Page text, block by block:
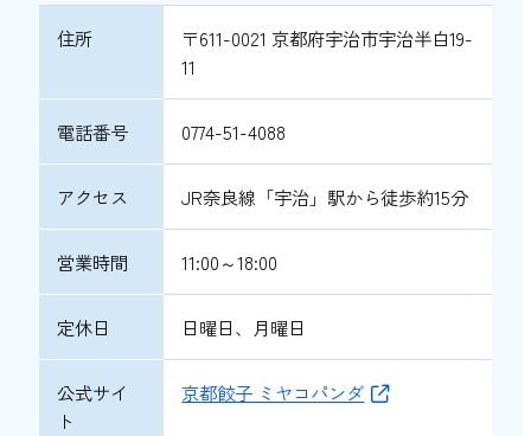
住所
〒611-0021 京都府宇治市宇治半白19-
11
電話番号 0774-51-4088
アクセス JR奈良線「宇治」駅から徒歩約15分
営業時間 11:00～18:00
定休日 日曜日、月曜日
公式サイ
ト
京都餃子 ミヤコパンダ